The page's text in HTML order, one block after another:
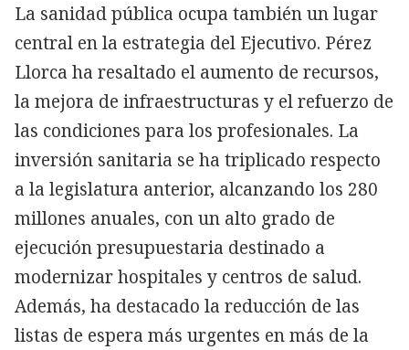
La sanidad pública ocupa también un lugar
central en la estrategia del Ejecutivo. Pérez
Llorca ha resaltado el aumento de recursos,
la mejora de infraestructuras y el refuerzo de
las condiciones para los profesionales. La
inversión sanitaria se ha triplicado respecto
a la legislatura anterior, alcanzando los 280
millones anuales, con un alto grado de
ejecución presupuestaria destinado a
modernizar hospitales y centros de salud.
Además, ha destacado la reducción de las
listas de espera más urgentes en más de la